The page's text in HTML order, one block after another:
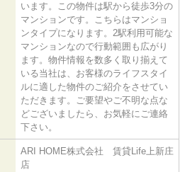
います。この物件は駅から徒歩3分の
マンションです。こちらはマンショ
ンタイプになります。2駅利用可能な
マンションなので行動範囲も広がり
ます。物件情報を数多く取り揃えて
いる当社は、お客様のライフスタイ
ルに適した物件のご紹介をさせてい
ただきます。ご要望やご不明な点な
どございましたら、お気軽にご連絡
下さい。
ARI HOME株式会社 賃貸Life上新庄
店